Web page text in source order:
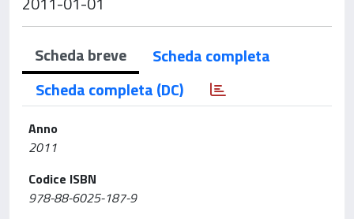
Scheda breve
Scheda completa
Scheda completa (DC)
Anno
2011
Codice ISBN
978-88-6025-187-9